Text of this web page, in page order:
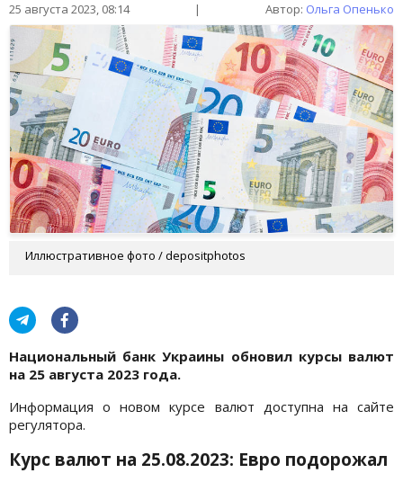
25 августа 2023, 08:14 | Автор: Ольга Опенько
Иллюстративное фото / depositphotos
Национальный банк Украины обновил курсы валют
на 25 августа 2023 года.
Информация о новом курсе валют доступна на сайте
регулятора.
Курс валют на 25.08.2023: Евро подорожал